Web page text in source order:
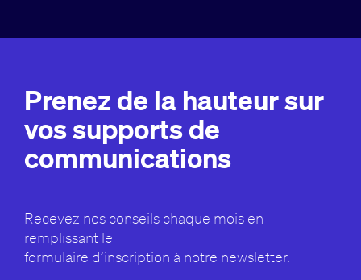
Prenez de la hauteur sur
vos supports de
communications
Recevez nos conseils chaque mois en
remplissant le
formulaire d’inscription à notre newsletter.